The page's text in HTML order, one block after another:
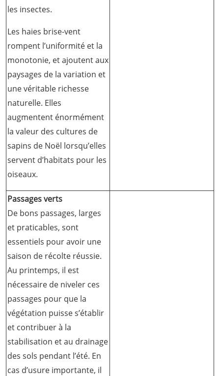
les insectes.
Les haies brise-vent
rompent l’uniformité et la
monotonie, et ajoutent aux
paysages de la variation et
une véritable richesse
naturelle. Elles
augmentent énormément
la valeur des cultures de
sapins de Noël lorsqu’elles
servent d’habitats pour les
oiseaux.
Passages verts
De bons passages, larges
et praticables, sont
essentiels pour avoir une
saison de récolte réussie.
Au printemps, il est
nécessaire de niveler ces
passages pour que la
végétation puisse s’établir
et contribuer à la
stabilisation et au drainage
des sols pendant l’été. En
cas d’usure importante, il